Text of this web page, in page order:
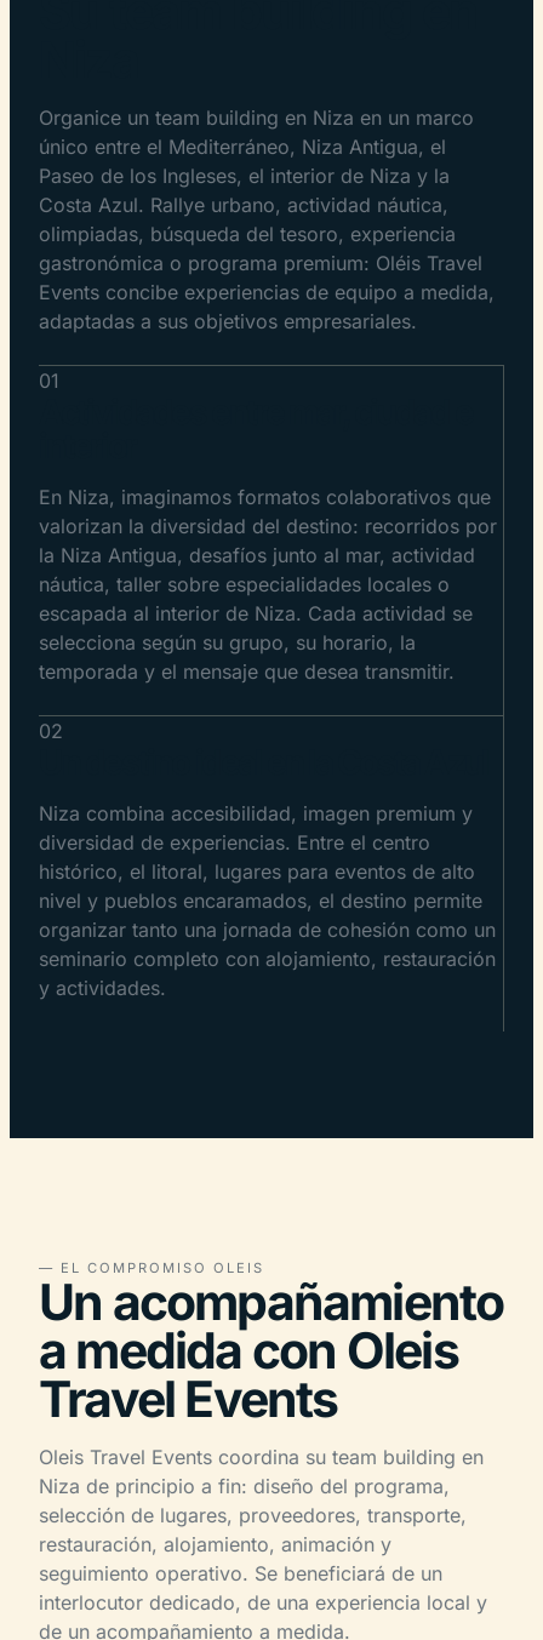
Organice un team building en Niza en un marco
único entre el Mediterráneo, Niza Antigua, el
Paseo de los Ingleses, el interior de Niza y la
Costa Azul. Rallye urbano, actividad náutica,
olimpiadas, búsqueda del tesoro, experiencia
gastronómica o programa premium: Oléis Travel
Events concibe experiencias de equipo a medida,
adaptadas a sus objetivos empresariales.
01
En Niza, imaginamos formatos colaborativos que
valorizan la diversidad del destino: recorridos por
la Niza Antigua, desafíos junto al mar, actividad
náutica, taller sobre especialidades locales o
escapada al interior de Niza. Cada actividad se
selecciona según su grupo, su horario, la
temporada y el mensaje que desea transmitir.
02
Niza combina accesibilidad, imagen premium y
diversidad de experiencias. Entre el centro
histórico, el litoral, lugares para eventos de alto
nivel y pueblos encaramados, el destino permite
organizar tanto una jornada de cohesión como un
seminario completo con alojamiento, restauración
y actividades.
— EL COMPROMISO OLEIS
Un acompañamiento
a medida con Oleis
Travel Events
Oleis Travel Events coordina su team building en
Niza de principio a fin: diseño del programa,
selección de lugares, proveedores, transporte,
restauración, alojamiento, animación y
seguimiento operativo. Se beneficiará de un
interlocutor dedicado, de una experiencia local y
de un acompañamiento a medida.